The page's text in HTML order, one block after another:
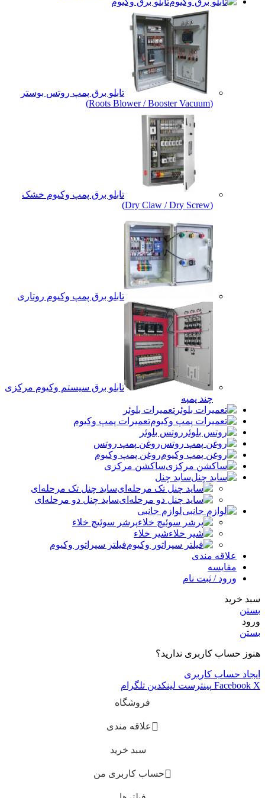
تابلو برق پمپ روتس بوستر
(Roots Blower / Booster Vacuum)
تابلو برق پمپ وکیوم خشک
(Dry Claw / Dry Screw)
تابلو برق پمپ وکیوم روتاری
تابلو برق سیستم وکیوم مرکزی
چند پمپه
تعمیرات بلوئر
تعمیرات پمپ وکیوم
روتس بلوئر
روغن پمپ روتس
روغن پمپ وکیوم
ساکشن مرکزی
ساید چنل
ساید چنل تک مرحله‌ای
ساید چنل دو مرحله‌ای
لوازم جانبی
پرشر سوئیچ خلاء
شیر خلاء
فیلتر سپراتور وکیوم
علاقه مندی
مقایسه
ورود / ثبت نام
سبد خرید
بستن
ورود
بستن
هنوز حساب کاربری ندارید؟
ایجاد حساب کاربری
Facebook X پینترست لینکدین تلگرام
فروشگاه
علاقه مندی
سبد خرید
حساب کاربری من